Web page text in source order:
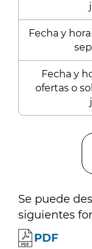
Fecha y
Fecha y
ofertas o
Se puede
siguientes
PDF